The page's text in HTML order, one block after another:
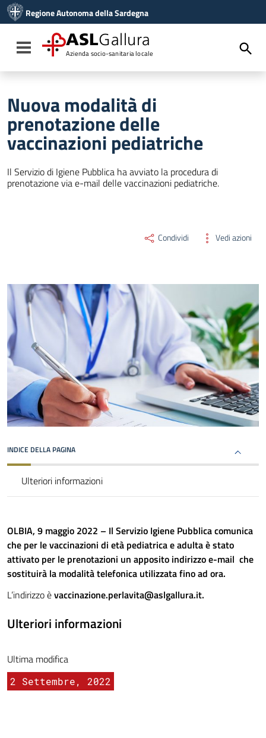
Vai al menu di navigazione
Vai al footer
Regione Autonoma della Sardegna
Toggle navigation
ASLGallura
Azienda socio-sanitaria locale
Nuova modalità di
prenotazione delle
vaccinazioni pediatriche
Il Servizio di Igiene Pubblica ha avviato la procedura di
prenotazione via e-mail delle vaccinazioni pediatriche.
Condividi Vedi azioni
INDICE DELLA PAGINA
Ulteriori informazioni
OLBIA, 9 maggio 2022 – Il Servizio Igiene Pubblica comunica
che per le vaccinazioni di età pediatrica e adulta è stato
attivato per le prenotazioni un apposito indirizzo e-mail che
sostituirà la modalità telefonica utilizzata fino ad ora.
L’indirizzo èvaccinazione.perlavita@aslgallura.it.
Ulteriori informazioni
Ultima modifica
2 Settembre, 2022